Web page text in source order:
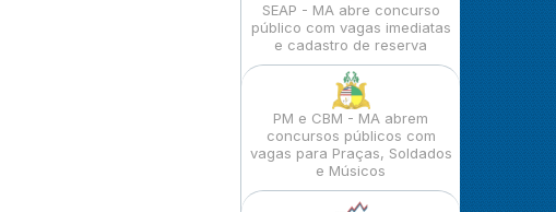
SEAP - MA abre concurso
público com vagas imediatas
e cadastro de reserva
PM e CBM - MA abrem
concursos públicos com
vagas para Praças, Soldados
e Músicos